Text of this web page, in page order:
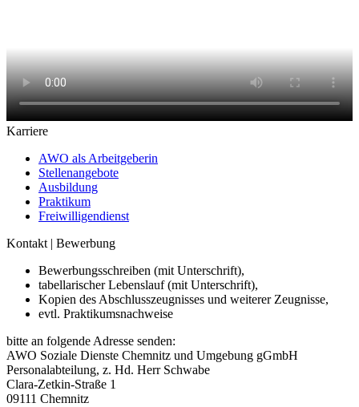
Karriere
AWO als Arbeitgeberin
Stellenangebote
Ausbildung
Praktikum
Freiwilligendienst
Kontakt | Bewerbung
Bewerbungsschreiben (mit Unterschrift),
tabellarischer Lebenslauf (mit Unterschrift),
Kopien des Abschlusszeugnisses und weiterer Zeugnisse,
evtl. Praktikumsnachweise
bitte an folgende Adresse senden:
AWO Soziale Dienste Chemnitz und Umgebung gGmbH
Personalabteilung, z. Hd. Herr Schwabe
Clara-Zetkin-Straße 1
09111 Chemnitz